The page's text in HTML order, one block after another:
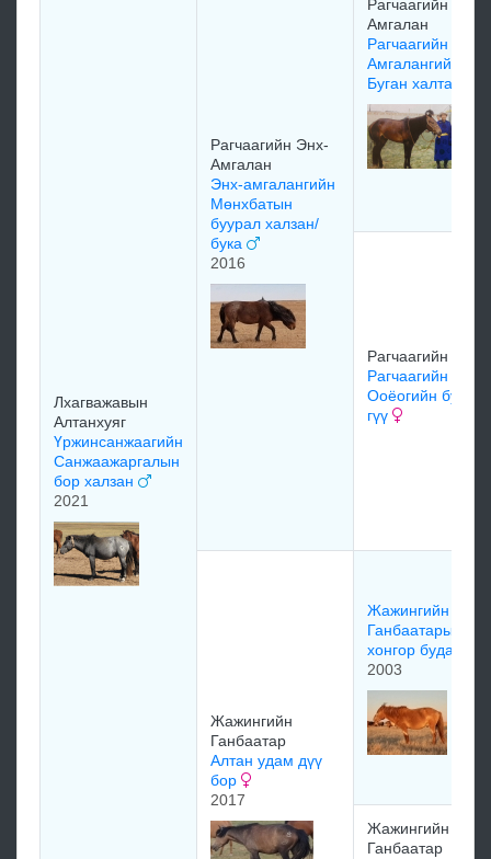
Лхагважавын
Алтанхуяг
Үржинсанжаагийн
Санжаажаргалын
бор халзан
2021
Рагчаагийн Энх-
Амгалан
Энх-амгалангийн
Мөнхбатын
буурал халзан/
бука
2016
Рагчаагийн Энх-
Амгалан
Рагчаагийн Энх-
Амгалангийн
Буган халтар
Рагчаагийн Ооёо
Рагчаагийн
Ооёогийн буурал
гүү
Жажингийн
Ганбаатар
Алтан удам дүү
бор
2017
Жажингийн
Ганбаатарын
хонгор будан
2003
Жажингийн
Ганбаатар